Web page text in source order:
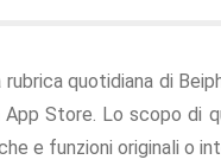
quotidiana di
App Store. Lo scopo di
e funzioni originali o